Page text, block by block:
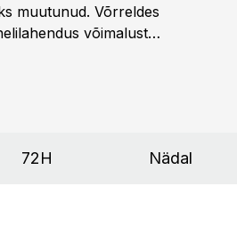
muutunud. Võrreldes
võimalust
72H Nädal